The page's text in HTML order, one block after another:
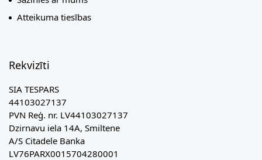
Atteikuma tiesības
Rekvizīti
SIA TESPARS
44103027137
PVN Reģ. nr. LV44103027137
Dzirnavu iela 14A, Smiltene
A/S Citadele Banka
LV76PARX0015704280001